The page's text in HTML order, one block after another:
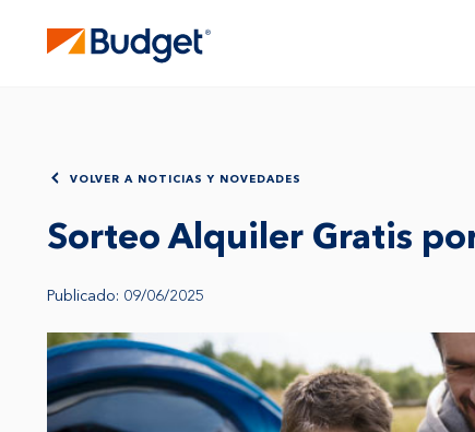
VOLVER A NOTICIAS Y NOVEDADES
Sorteo Alquiler Gratis
Publicado: 09/06/2025